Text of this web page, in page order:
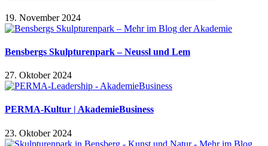
19. November 2024
Bensbergs Skulpturenpark – Neussl und Lem
27. Oktober 2024
PERMA-Kultur | AkademieBusiness
23. Oktober 2024